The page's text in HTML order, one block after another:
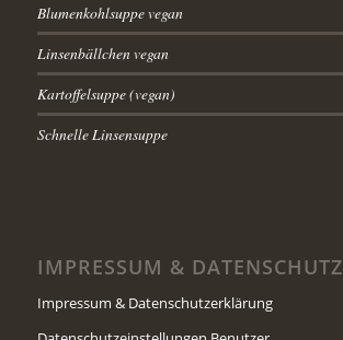
Blumenkohlsuppe vegan
Linsenbällchen vegan
Kartoffelsuppe (vegan)
Schnelle Linsensuppe
IMPRESSUM & DATENSCHUTZ
Impressum & Datenschutzerklärung